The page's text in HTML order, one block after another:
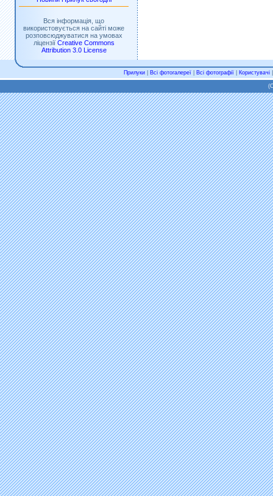
Вся інформація, що
використовується на сайті може
розповсюджуватися на умовах
ліцензії Creative Commons
Attribution 3.0 License
Прилуки| Всі фотогалереї| Всі фотографії| Користувачі